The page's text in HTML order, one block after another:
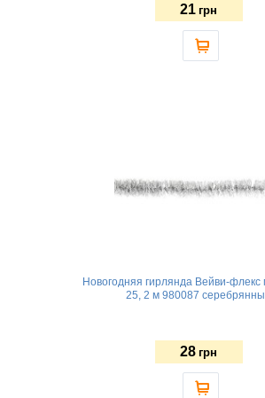
21 грн
Новогодняя гирлянда Вейви-флекс
25, 2 м 980087
28 грн